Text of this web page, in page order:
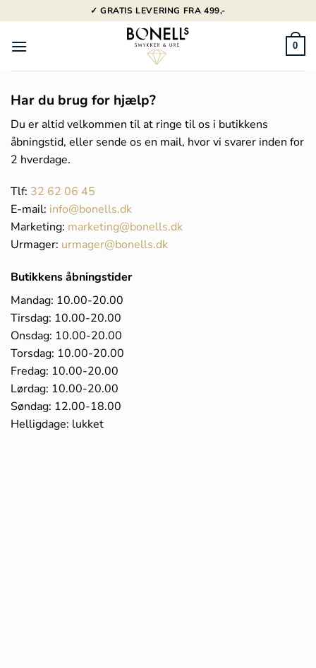
til
indhold
✓ GRATIS LEVERING FRA 499,-
0
Har du brug for hjælp?
Du er altid velkommen til at ringe til os i butikkens
åbningstid, eller sende os en mail, hvor vi svarer inden for
2 hverdage.
Tlf: 32 62 06 45
E-mail: info@bonells.dk
Marketing: marketing@bonells.dk
Urmager: urmager@bonells.dk
Butikkens åbningstider
Mandag: 10.00-20.00
Tirsdag: 10.00-20.00
Onsdag: 10.00-20.00
Torsdag: 10.00-20.00
Fredag: 10.00-20.00
Lørdag: 10.00-20.00
Søndag: 12.00-18.00
Helligdage: lukket